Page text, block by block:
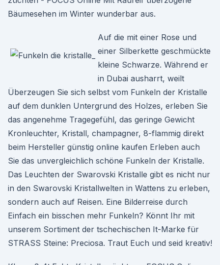
Bäumesehen im Winter wunderbar aus.
Auf die mit einer Rose und
einer Silberkette geschmückte
kleine Schwarze. Während er
in Dubai ausharrt, weilt
Überzeugen Sie sich selbst vom Funkeln der Kristalle
auf dem dunklen Untergrund des Holzes, erleben Sie
das angenehme Tragegefühl, das geringe Gewicht
Kronleuchter, Kristall, champagner, 8-flammig direkt
beim Hersteller günstig online kaufen Erleben auch
Sie das unvergleichlich schöne Funkeln der Kristalle.
Das Leuchten der Swarovski Kristalle gibt es nicht nur
in den Swarovski Kristallwelten in Wattens zu erleben,
sondern auch auf Reisen. Eine Bilderreise durch
Einfach ein bisschen mehr Funkeln? Könnt Ihr mit
unserem Sortiment der tschechischen It-Marke für
STRASS Steine: Preciosa. Traut Euch und seid kreativ!